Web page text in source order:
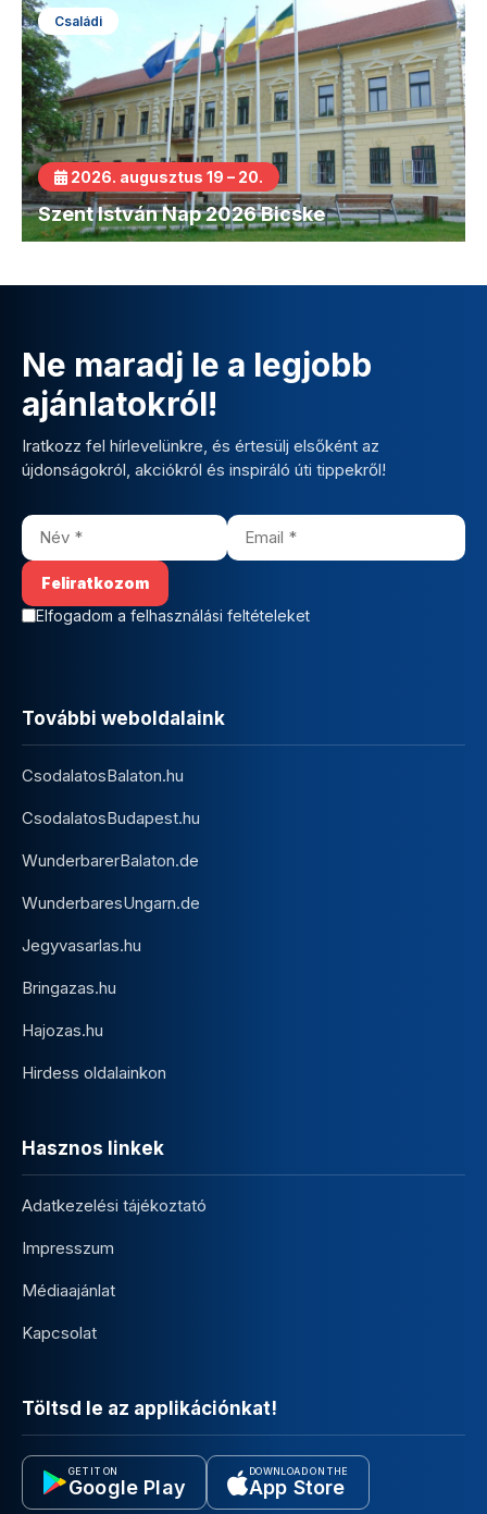
Családi
2026. augusztus 19 – 20.
Szent István Nap 2026 Bicske
Ne maradj le a legjobb
ajánlatokról!
Iratkozz fel hírlevelünkre, és értesülj elsőként az
újdonságokról, akciókról és inspiráló úti tippekről!
Elfogadom a felhasználási feltételeket
További weboldalaink
CsodalatosBalaton.hu
CsodalatosBudapest.hu
WunderbarerBalaton.de
WunderbaresUngarn.de
Jegyvasarlas.hu
Bringazas.hu
Hajozas.hu
Hirdess oldalainkon
Hasznos linkek
Adatkezelési tájékoztató
Impresszum
Médiaajánlat
Kapcsolat
Töltsd le az applikációnkat!
GET IT ON
Google Play
DOWNLOAD ON THE
App Store